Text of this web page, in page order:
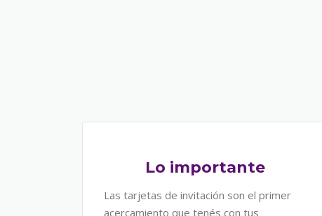
Lo importante
Las tarjetas de invitación son el primer
acercamiento que tenés con tus